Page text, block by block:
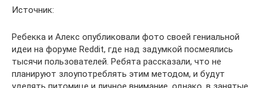
Источник:
Ребекка и Алекс опубликовали фото своей гениальной
идеи на форуме Reddit, где над задумкой посмеялись
тысячи пользователей. Ребята рассказали, что не
планируют злоупотреблять этим методом, и будут